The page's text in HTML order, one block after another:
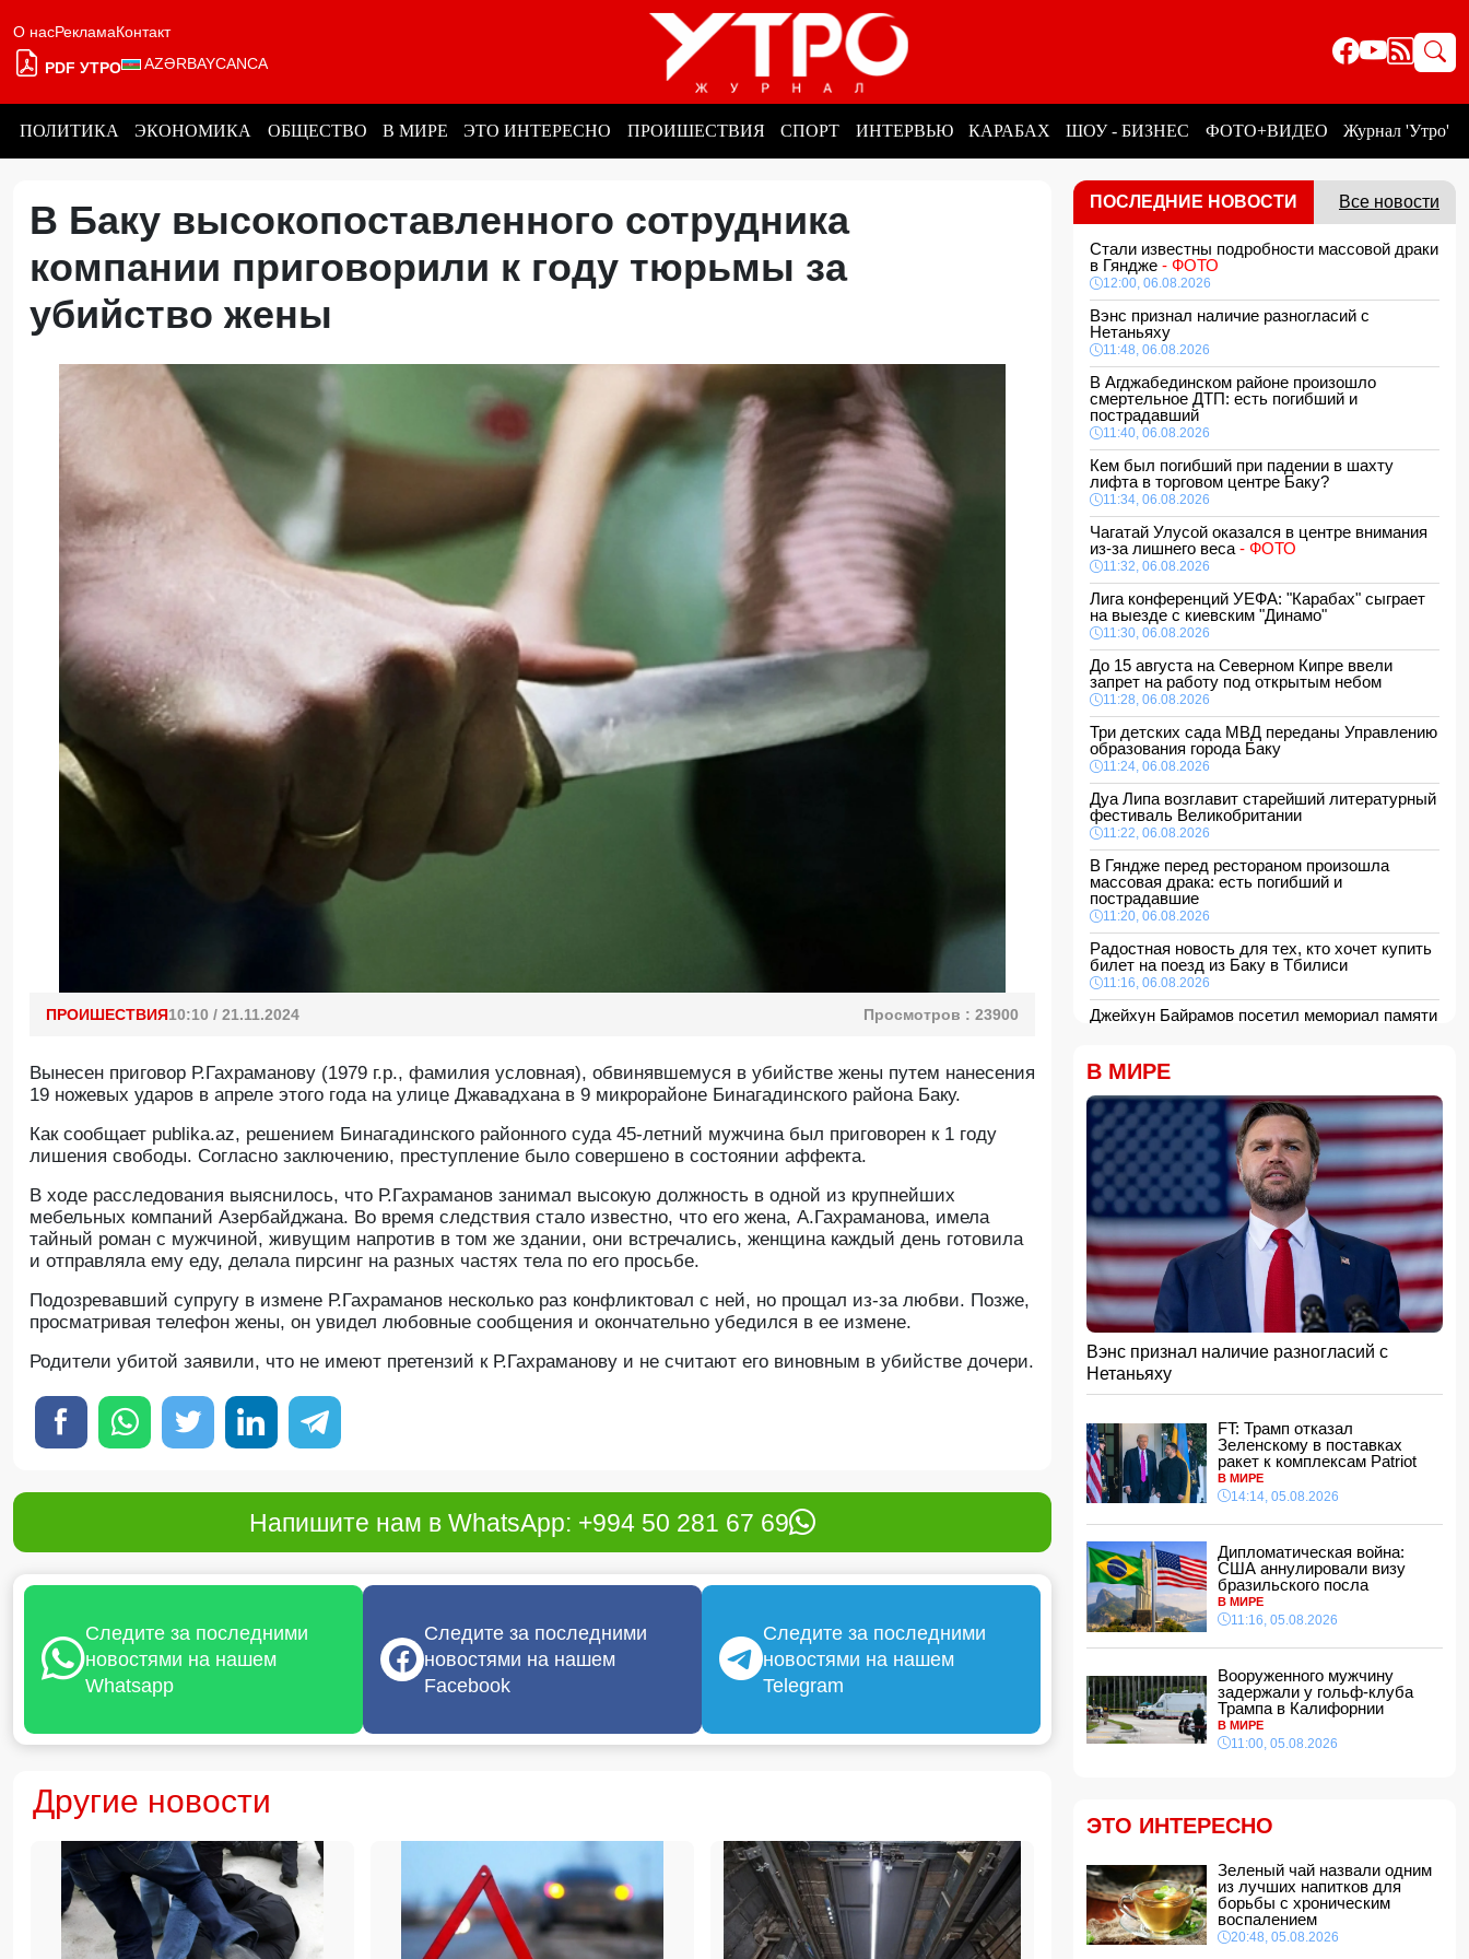
О насРекламаКонтакт
PDF УТРО AZƏRBAYCANCA
ПОЛИТИКА ЭКОНОМИКА ОБЩЕСТВО В МИРЕ ЭТО ИНТЕРЕСНО ПРОИШЕСТВИЯ СПОРТ ИНТЕРВЬЮ КАРАБАХ ШОУ - БИЗНЕС ФОТО+ВИДЕО Журнал 'Утро'
В Баку высокопоставленного сотрудника
компании приговорили к году тюрьмы за
убийство жены
ПРОИШЕСТВИЯ10:10 / 21.11.2024 Просмотров : 23900
Вынесен приговор Р.Гахраманову (1979 г.р., фамилия условная), обвинявшемуся в убийстве жены путем нанесения
19 ножевых ударов в апреле этого года на улице Джавадхана в 9 микрорайоне Бинагадинского района Баку.
Как сообщает publika.az, решением Бинагадинского районного суда 45-летний мужчина был приговорен к 1 году
лишения свободы. Согласно заключению, преступление было совершено в состоянии аффекта.
В ходе расследования выяснилось, что Р.Гахраманов занимал высокую должность в одной из крупнейших
мебельных компаний Азербайджана. Во время следствия стало известно, что его жена, А.Гахраманова, имела
тайный роман с мужчиной, живущим напротив в том же здании, они встречались, женщина каждый день готовила
и отправляла ему еду, делала пирсинг на разных частях тела по его просьбе.
Подозревавший супругу в измене Р.Гахраманов несколько раз конфликтовал с ней, но прощал из-за любви. Позже,
просматривая телефон жены, он увидел любовные сообщения и окончательно убедился в ее измене.
Родители убитой заявили, что не имеют претензий к Р.Гахраманову и не считают его виновным в убийстве дочери.
Напишите нам в WhatsApp: +994 50 281 67 69
Следите за последними
новостями на нашем
Whatsapp
Следите за последними
новостями на нашем
Facebook
Следите за последними
новостями на нашем
Telegram
Другие новости
ПОСЛЕДНИЕ НОВОСТИ Все новости
Стали известны подробности массовой драки
в Гяндже - ФОТО
12:00, 06.08.2026
Вэнс признал наличие разногласий с
Нетаньяху
11:48, 06.08.2026
В Агджабединском районе произошло
смертельное ДТП: есть погибший и
пострадавший
11:40, 06.08.2026
Кем был погибший при падении в шахту
лифта в торговом центре Баку?
11:34, 06.08.2026
Чагатай Улусой оказался в центре внимания
из-за лишнего веса - ФОТО
11:32, 06.08.2026
Лига конференций УЕФА: "Карабах" сыграет
на выезде с киевским "Динамо"
11:30, 06.08.2026
До 15 августа на Северном Кипре ввели
запрет на работу под открытым небом
11:28, 06.08.2026
Три детских сада МВД переданы Управлению
образования города Баку
11:24, 06.08.2026
Дуа Липа возглавит старейший литературный
фестиваль Великобритании
11:22, 06.08.2026
В Гяндже перед рестораном произошла
массовая драка: есть погибший и
пострадавшие
11:20, 06.08.2026
Радостная новость для тех, кто хочет купить
билет на поезд из Баку в Тбилиси
11:16, 06.08.2026
Джейхун Байрамов посетил мемориал памяти
СМИ: ЦРУ создало секретную оперативную
группу по Кубе
11:00, 06.08.2026
Новруз Аслан: Минная угроза остается одним
из главных препятствий на пути
восстановления Азербайджана
10:48, 06.08.2026
Лига чемпионов УЕФА: "Сабах" на выезде
уступил "Орхусу"
- ВИДЕО
10:28, 06.08.2026
Поножовщина в магазине одежды в Агстафе:
клиент получил удар ножом в сердце
10:10, 06.08.2026
Останки пропавшей в Греции туристки нашли
в чемодане
10:00, 06.08.2026
В ООН предрекли резкий рост числа
голодающих из-за Эль-Ниньо
21:48, 05.08.2026
Турция активизирует посредничество в
Мушфиг Алескерли: Новые правила
регулирования использования детьми
социальных сетей сформируют цифровую
правовую среду
21:16, 05.08.2026
превратить Украину в Дубай
21:00, 05.08.2026
Зеленый чай назвали одним из лучших
напитков для борьбы с хроническим
"Арсенал" и "Ньюкасл" согласовали трансфер
Бруно Гимарайнса
Эльнара Акимова: введение возрастных
ограничений в соцсетях соответствует
глобальным вызовам
20:20, 05.08.2026
В МИРЕ
Вэнс признал наличие разногласий с
Нетаньяху
FT: Трамп отказал
Зеленскому в поставках
ракет к комплексам Patriot
В МИРЕ
14:14, 05.08.2026
Дипломатическая война:
США аннулировали визу
бразильского посла
В МИРЕ
11:16, 05.08.2026
Вооруженного мужчину
задержали у гольф-клуба
Трампа в Калифорнии
В МИРЕ
11:00, 05.08.2026
ЭТО ИНТЕРЕСНО
Зеленый чай назвали одним
из лучших напитков для
борьбы с хроническим
воспалением
20:48, 05.08.2026